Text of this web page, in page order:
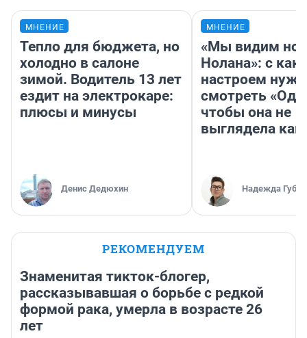
МНЕНИЕ
Тепло для бюджета, но
холодно в салоне
зимой. Водитель 13 лет
ездит на электрокаре:
плюсы и минусы
Денис Дедюхин
МНЕНИЕ
«Мы видим
Нолана»: с
настроем
смотреть
чтобы она не
выглядела как
Надежда
РЕКОМЕНДУЕМ
Знаменитая тикток-блогер,
рассказывавшая о борьбе с редкой
формой рака, умерла в возрасте 26
лет